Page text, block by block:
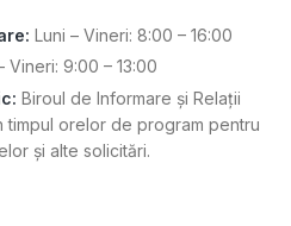
Luni – Vineri: 8:00 – 16:00
Vineri: 9:00 – 13:00
Biroul de Informare și Relații
timpul orelor de program pentru
și alte solicitări.